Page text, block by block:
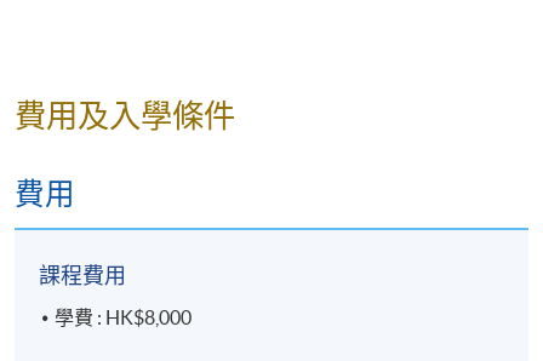
費用及入學條件
費用
課程費用
學費 : HK$8,000